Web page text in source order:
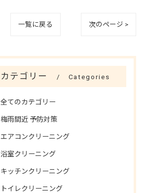
一覧に戻る 次のページ >
カテゴリー Categories
全てのカテゴリー
梅雨間近 予防対策
エアコンクリーニング
浴室クリーニング
キッチンクリーニング
トイレクリーニング